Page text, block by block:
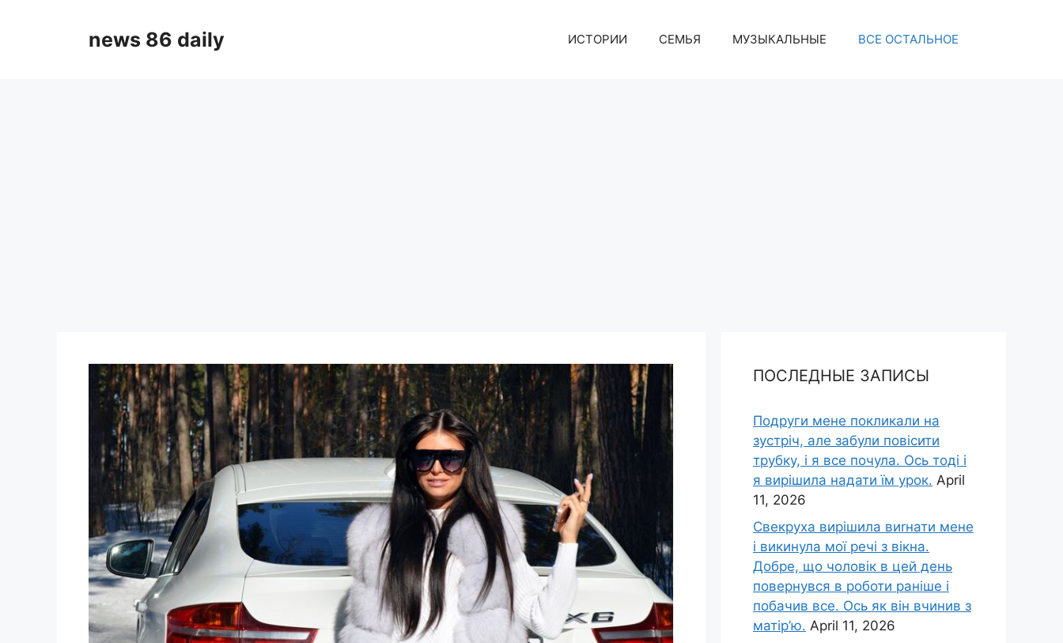
news 86 daily ИСТОРИИ СЕМЬЯ МУЗЫКАЛЬНЫЕ ВСЕ ОСТАЛЬНОЕ
ПОСЛЕДНЫЕ ЗАПИСЫ
Подруги мене покликали на
зустріч, але забули повісити
трубку, і я все почула. Ось тоді і
я вирішила надати їм урок. April
11, 2026
Свекруха вирішила виrнати мене
і викинула мої речі з вікна.
Добре, що чоловік в цей день
повернувся в роботи раніше і
побачив все. Ось як він вчинив з
матір’ю. April 11, 2026